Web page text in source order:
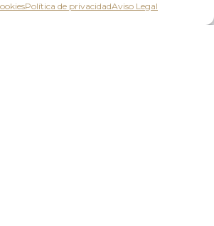
Política de privacidadAviso Legal